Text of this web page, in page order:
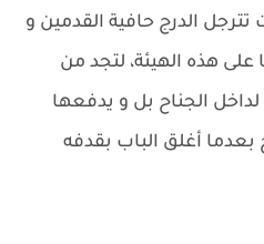
تترجل الدرج حافية القدمين و
هذه الهيئة، لتجد من
الجناح بل و يدفعها
بعدما أغلق الباب بقدفه